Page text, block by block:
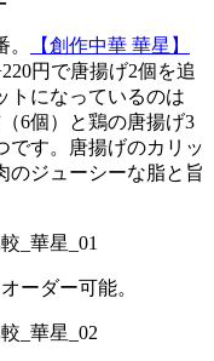
【創作中華 華星】
円で唐揚げ2個を追
トになっているのは
6個）と鶏の唐揚げ3
です。唐揚げのカリッ
のジューシーな脂と旨
ーダー可能。